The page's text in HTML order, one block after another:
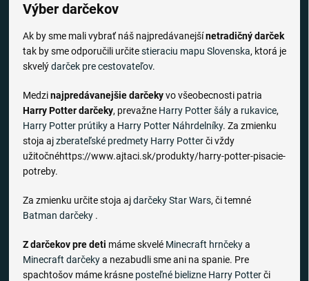
Výber darčekov
Ak by sme mali vybrať náš najpredávanejšínetradičný darček
tak by sme odporučili určitestieraciu mapu Slovenska, ktorá je
skvelýdarček pre cestovateľov.
Medzinajpredávanejšie darčekyvo všeobecnosti patria
Harry Potter darčeky, prevažne Harry Potter šálya rukavice,
Harry Potter prútikya Harry Potter Náhrdelníky. Za zmienku
stoja ajzberateľské predmety Harry Potterči vždy
užitočnéhttps://www.ajtaci.sk/produkty/harry-potter-pisacie-
potreby.
Za zmienku určite stoja ajdarčeky Star Wars, či temné
Batman darčeky .
Z darčekov pre deti máme skvelé Minecraft hrnčekya
Minecraft darčekya nezabudli sme ani na spanie. Pre
spachtošov máme krásne posteľné bielizne Harry Potterči